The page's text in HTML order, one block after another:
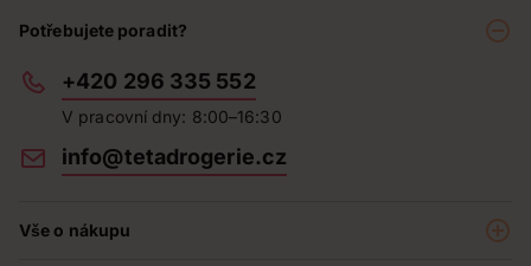
Potřebujete poradit?
+420 296 335 552
V pracovní dny: 8:00–16:30
info@tetadrogerie.cz
Vše o nákupu